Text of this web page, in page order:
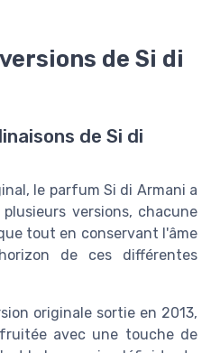
de Si di
de Si di
le parfum Si di Armani a
versions, chacune
tout en conservant l'âme
de ces différentes
originale sortie en 2013,
avec une touche de